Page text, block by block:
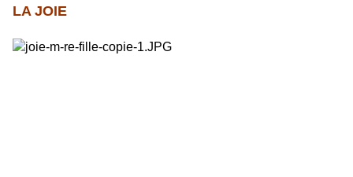
LA JOIE